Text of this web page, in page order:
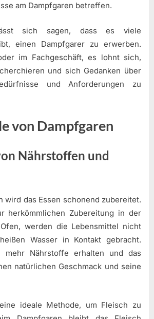
am Dampfgaren betreffen.
sich sagen, dass es viele
einen Dampfgarer zu erwerben.
im Fachgeschäft, es lohnt sich,
und sich Gedanken über
und Anforderungen zu
von Dampfgaren
Nährstoffen und
wird das Essen schonend zubereitet.
herkömmlichen Zubereitung in der
werden die Lebensmittel nicht
Wasser in Kontakt gebracht.
mehr Nährstoffe erhalten und das
natürlichen Geschmack und seine
ideale Methode, um Fleisch zu